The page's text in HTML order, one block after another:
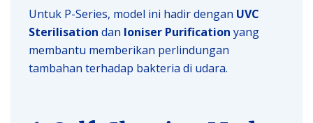
Untuk P-Series, model ini hadir dengan UVC
Sterilisation dan Ioniser Purification yang
membantu memberikan perlindungan
tambahan terhadap bakteria di udara.